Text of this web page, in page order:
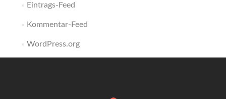
Eintrags-Feed
Kommentar-Feed
WordPress.org